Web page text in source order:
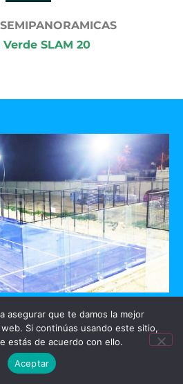
SEMIPANORAMICAS
SLAM 20
Yucatan
asegurar que te damos la mejor
Si continúas usando este sitio,
estás de acuerdo con ello.
Aceptar